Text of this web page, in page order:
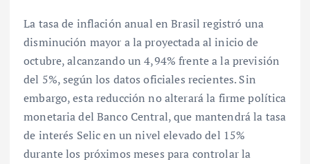
La tasa de inflación anual en Brasil registró una
disminución mayor a la proyectada al inicio de
octubre, alcanzando un 4,94% frente a la previsión
del 5%, según los datos oficiales recientes. Sin
embargo, esta reducción no alterará la firme política
monetaria del Banco Central, que mantendrá la tasa
de interés Selic en un nivel elevado del 15%
durante los próximos meses para controlar la